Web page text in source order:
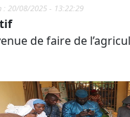
: 20/08/2025 - 13:22:29
de faire de